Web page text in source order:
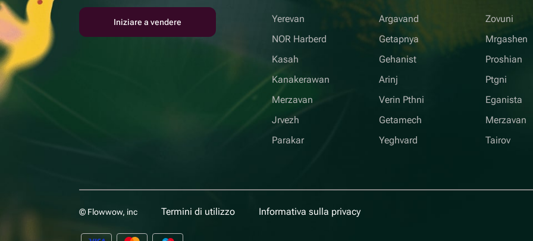
Iniziare a vendere
Yerevan
NOR Harberd
Kasah
Kanakerawan
Merzavan
Jrvezh
Parakar
Argavand
Getapnya
Gehanist
Arinj
Verin Pthni
Getamech
Yeghvard
Zovuni
Mrgashen
Proshian
Ptgni
Eganista
Merzavan
Tairov
© Flowwow, inc Termini di utilizzo Informativa sulla privacy